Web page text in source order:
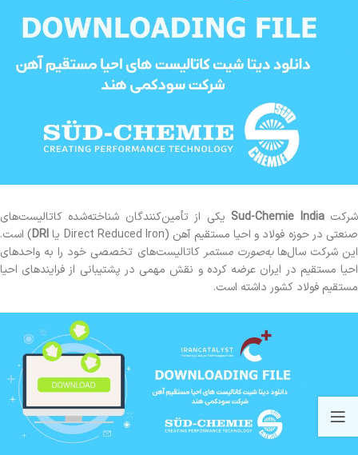
شرکتSud-Chemie Indiaیکی از تأمین‌کنندگان شناخته‌شده کاتالیست‌های
صنعتی در حوزه فولاد و احیا مستقیم آهن (Direct Reduced Iron یا
DRI) است.
این شرکت سال‌هابه‌صورت مستمرکاتالیست‌های تخصصی خود را به واحدهای
احیا مستقیم در ایران عرضه کرده و نقش مهمی در پشتیبانی از فرایندهای احیا
مستقیم فولاد کشور داشته است.